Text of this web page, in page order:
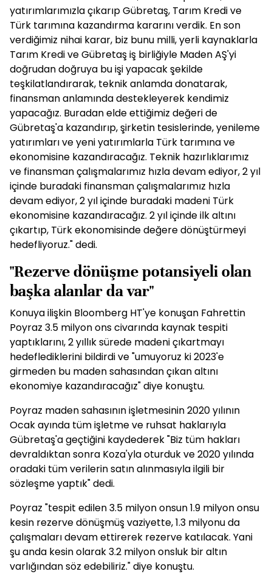
yatırımlarımızla çıkarıp Gübretaş, Tarım Kredi ve
Türk tarımına kazandırma kararını verdik. En son
verdiğimiz nihai karar, biz bunu milli, yerli kaynaklarla
Tarım Kredi ve Gübretaş iş birliğiyle Maden AŞ'yi
doğrudan doğruya bu işi yapacak şekilde
teşkilatlandırarak, teknik anlamda donatarak,
finansman anlamında destekleyerek kendimiz
yapacağız. Buradan elde ettiğimiz değeri de
Gübretaş'a kazandırıp, şirketin tesislerinde, yenileme
yatırımları ve yeni yatırımlarla Türk tarımına ve
ekonomisine kazandıracağız. Teknik hazırlıklarımız
ve finansman çalışmalarımız hızla devam ediyor, 2 yıl
içinde buradaki finansman çalışmalarımız hızla
devam ediyor, 2 yıl içinde buradaki madeni Türk
ekonomisine kazandıracağız. 2 yıl içinde ilk altını
çıkartıp, Türk ekonomisinde değere dönüştürmeyi
hedefliyoruz." dedi.
"Rezerve dönüşme potansiyeli olan
başka alanlar da var"
Konuya ilişkin Bloomberg HT'ye konuşan Fahrettin
Poyraz 3.5 milyon ons civarında kaynak tespiti
yaptıklarını, 2 yıllık sürede madeni çıkartmayı
hedeflediklerini bildirdi ve "umuyoruz ki 2023'e
girmeden bu maden sahasından çıkan altını
ekonomiye kazandıracağız" diye konuştu.
Poyraz maden sahasının işletmesinin 2020 yılının
Ocak ayında tüm işletme ve ruhsat haklarıyla
Gübretaş'a geçtiğini kaydederek "Biz tüm hakları
devraldıktan sonra Koza'yla oturduk ve 2020 yılında
oradaki tüm verilerin satın alınmasıyla ilgili bir
sözleşme yaptık" dedi.
Poyraz "tespit edilen 3.5 milyon onsun 1.9 milyon onsu
kesin rezerve dönüşmüş vaziyette, 1.3 milyonu da
çalışmaları devam ettirerek rezerve katılacak. Yani
şu anda kesin olarak 3.2 milyon onsluk bir altın
varlığından söz edebiliriz." diye konuştu.